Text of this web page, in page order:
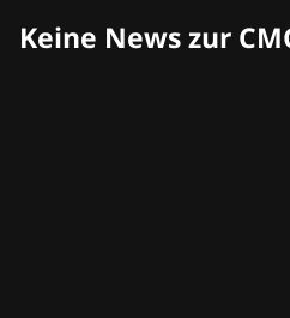
Keine News zur